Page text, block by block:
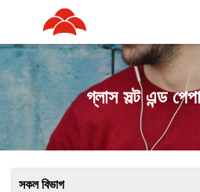
গ্লাস সল্ট এন্ড
সকল বিভাগ